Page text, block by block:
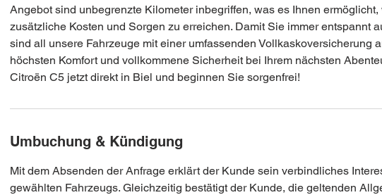
Angebot sind unbegrenzte Kilometer inbegriffen, was es Ihnen
zusätzliche Kosten und Sorgen zu erreichen. Damit Sie immer entspannt
sind all unsere Fahrzeuge mit einer umfassenden Vollkaskoversicherung
höchsten Komfort und vollkommene Sicherheit bei Ihrem nächsten
Citroën C5 jetzt direkt in Biel und beginnen Sie sorgenfrei!
Umbuchung & Kündigung
Mit dem Absenden der Anfrage erklärt der Kunde sein verbindliches
gewählten Fahrzeugs. Gleichzeitig bestätigt der Kunde, die geltenden